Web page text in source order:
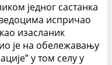
једног састанка
испричао
изасланик
је на обележавању
у том селу у